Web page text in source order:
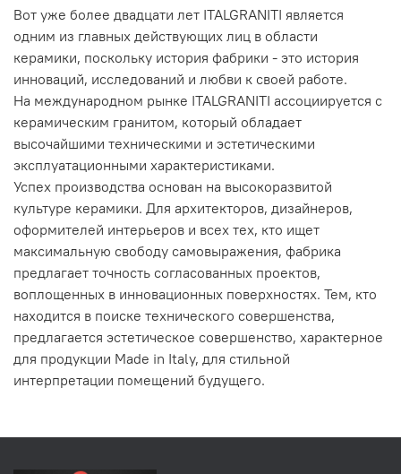
Вот уже более двадцати лет ITALGRANITI является
одним из главных действующих лиц в области
керамики, поскольку история фабрики - это история
инноваций, исследований и любви к своей работе.
На международном рынке ITALGRANITI ассоциируется с
керамическим гранитом, который обладает
высочайшими техническими и эстетическими
эксплуатационными характеристиками.
Успех производства основан на высокоразвитой
культуре керамики. Для архитекторов, дизайнеров,
оформителей интерьеров и всех тех, кто ищет
максимальную свободу самовыражения, фабрика
предлагает точность согласованных проектов,
воплощенных в инновационных поверхностях. Тем, кто
находится в поиске технического совершенства,
предлагается эстетическое совершенство, характерное
для продукции Made in Italy, для стильной
интерпретации помещений будущего.